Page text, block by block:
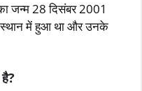
जन्म 28 दिसंबर 2001
स्थान में हुआ था और उनके